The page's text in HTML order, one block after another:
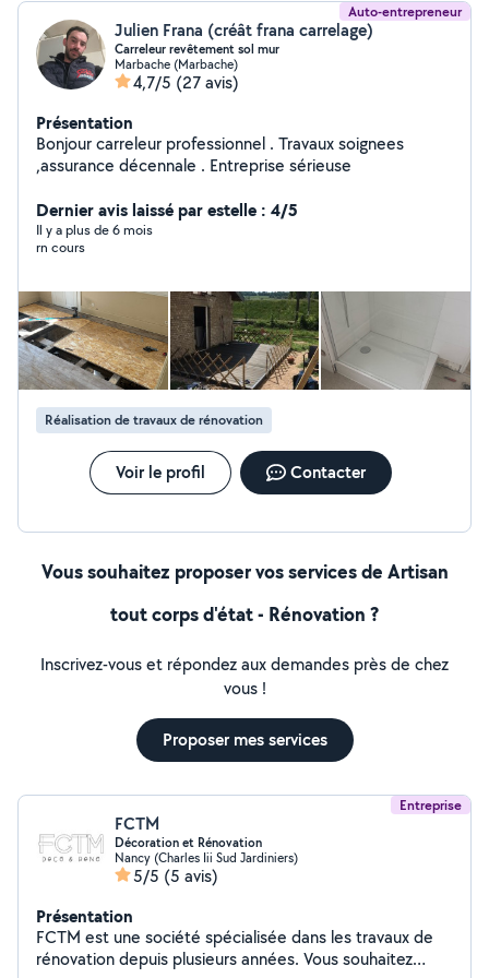
Auto-entrepreneur
Julien Frana (créât frana carrelage)
Carreleur revêtement sol mur
Marbache (Marbache)
4,7/5 (27 avis)
Présentation
Bonjour carreleur professionnel . Travaux soignees
,assurance décennale . Entreprise sérieuse
Dernier avis laissé par estelle : 4/5
Il y a plus de 6 mois
rn cours
Réalisation de travaux de rénovation
Voir le profil Contacter
Vous souhaitez proposer vos services de Artisan
tout corps d'état - Rénovation ?
Inscrivez-vous et répondez aux demandes près de chez
vous !
Proposer mes services
Entreprise
FCTM
Décoration et Rénovation
Nancy (Charles Iii Sud Jardiniers)
5/5 (5 avis)
Présentation
FCTM est une société spécialisée dans les travaux de
rénovation depuis plusieurs années. Vous souhaitez